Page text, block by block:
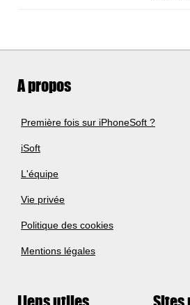
A propos
Première fois sur iPhoneSoft ?
iSoft
L'équipe
Vie privée
Politique des cookies
Mentions légales